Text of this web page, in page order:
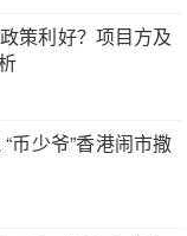
策利好？项目方及
币少爷”香港闹市撒